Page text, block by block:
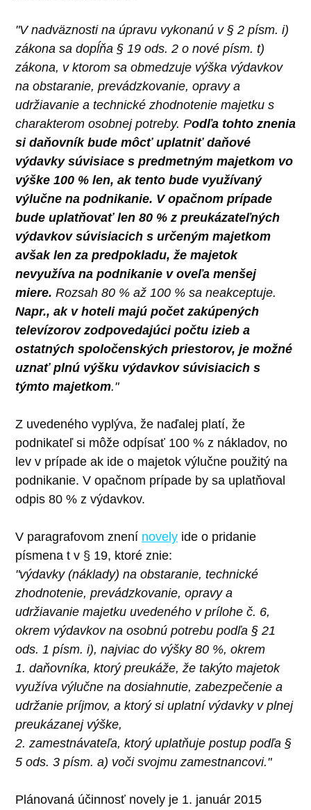
"V nadväznosti na úpravu vykonanú v § 2 písm. i)
zákona sa dopĺňa § 19 ods. 2 o nové písm. t)
zákona, v ktorom sa obmedzuje výška výdavkov
na obstaranie, prevádzkovanie, opravy a
udržiavanie a technické zhodnotenie majetku s
charakterom osobnej potreby. Podľa tohto znenia
si daňovník bude môcť uplatniť daňové
výdavky súvisiace s predmetným majetkom vo
výške 100 % len, ak tento bude využívaný
výlučne na podnikanie. V opačnom prípade
bude uplatňovať len 80 % z preukázateľných
výdavkov súvisiacich s určeným majetkom
avšak len za predpokladu, že majetok
nevyužíva na podnikanie v oveľa menšej
miere. Rozsah 80 % až 100 % sa neakceptuje.
Napr., ak v hoteli majú počet zakúpených
televízorov zodpovedajúci počtu izieb a
ostatných spoločenských priestorov, je možné
uznať plnú výšku výdavkov súvisiacich s
týmto majetkom."
Z uvedeného vyplýva, že naďalej platí, že
podnikateľ si môže odpísať 100 % z nákladov, no
lev v prípade ak ide o majetok výlučne použitý na
podnikanie. V opačnom prípade by sa uplatňoval
odpis 80 % z výdavkov.
V paragrafovom znení novely ide o pridanie
písmena t v § 19, ktoré znie:
"výdavky (náklady) na obstaranie, technické
zhodnotenie, prevádzkovanie, opravy a
udržiavanie majetku uvedeného v prílohe č. 6,
okrem výdavkov na osobnú potrebu podľa § 21
ods. 1 písm. i), najviac do výšky 80 %, okrem
1. daňovníka, ktorý preukáže, že takýto majetok
využíva výlučne na dosiahnutie, zabezpečenie a
udržanie príjmov, a ktorý si uplatní výdavky v plnej
preukázanej výške,
2. zamestnávateľa, ktorý uplatňuje postup podľa §
5 ods. 3 písm. a) voči svojmu zamestnancovi."
Plánovaná účinnosť novely je 1. január 2015